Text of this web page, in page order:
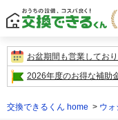
お盆期間も営業してお
2026年度のお得な補助
交換できるくん home ウ